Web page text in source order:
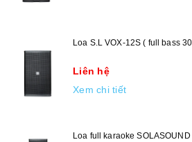
Loa S.L VOX-12S ( full bass
Liên hệ
Xem chi tiết
Loa full karaoke